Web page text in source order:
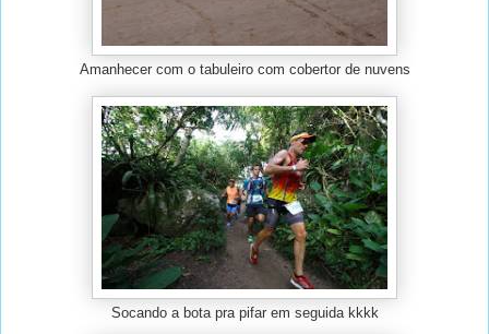
Amanhecer com o tabuleiro com cobertor de nuvens
Socando a bota pra pifar em seguida kkkk